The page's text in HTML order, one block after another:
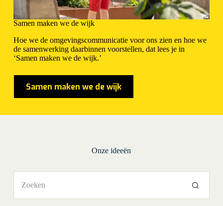
Samen maken we de wijk
Hoe we de omgevingscommunicatie voor ons zien en hoe we
de samenwerking daarbinnen voorstellen, dat lees je in
‘Samen maken we de wijk.’
Samen maken we de wijk
Onze ideeën
resultaten